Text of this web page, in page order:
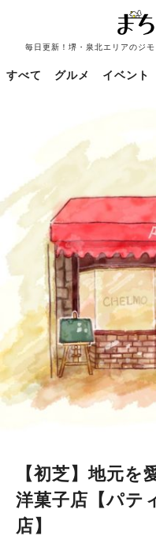
毎日更新！堺・泉北エリアのジ
すべて グルメ イベント
【初芝】地元を
洋菓子店【パテ
店】